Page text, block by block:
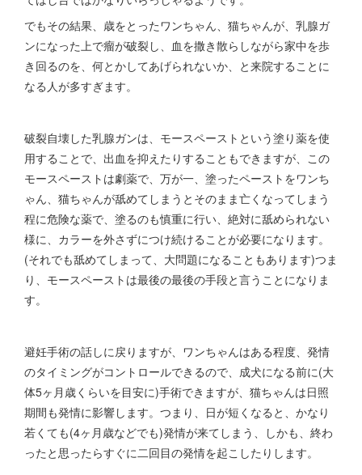
でもその結果、歳をとったワンちゃん、猫ちゃんが、乳腺ガ
ンになった上で瘤が破裂し、血を撒き散らしながら家中を歩
き回るのを、何とかしてあげられないか、と来院することに
なる人が多すぎます。
破裂自壊した乳腺ガンは、モースペーストという塗り薬を使
用することで、出血を抑えたりすることもできますが、この
モースペーストは劇薬で、万が一、塗ったペーストをワンち
ゃん、猫ちゃんが舐めてしまうとそのまま亡くなってしまう
程に危険な薬で、塗るのも慎重に行い、絶対に舐められない
様に、カラーを外さずにつけ続けることが必要になります。
(それでも舐めてしまって、大問題になることもあります)つま
り、モースペーストは最後の最後の手段と言うことになりま
す。
避妊手術の話しに戻りますが、ワンちゃんはある程度、発情
のタイミングがコントロールできるので、成犬になる前に(大
体5ヶ月歳くらいを目安に)手術できますが、猫ちゃんは日照
期間も発情に影響します。つまり、日が短くなると、かなり
若くても(4ヶ月歳などでも)発情が来てしまう、しかも、終わ
ったと思ったらすぐに二回目の発情を起こしたりします。